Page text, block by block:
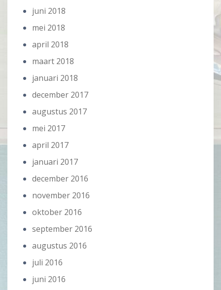
juni 2018
mei 2018
april 2018
maart 2018
januari 2018
december 2017
augustus 2017
mei 2017
april 2017
januari 2017
december 2016
november 2016
oktober 2016
september 2016
augustus 2016
juli 2016
juni 2016